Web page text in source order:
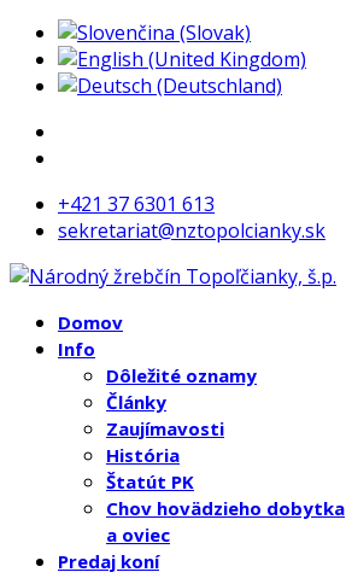
+421 37 6301 613
sekretariat@nztopolcianky.sk
Domov
Info
Dôležité oznamy
Články
Zaujímavosti
História
Štatút PK
Chov hovädzieho dobytka
a oviec
Predaj koní